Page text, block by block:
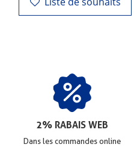
2% RABAIS WEB
Dans les commandes online